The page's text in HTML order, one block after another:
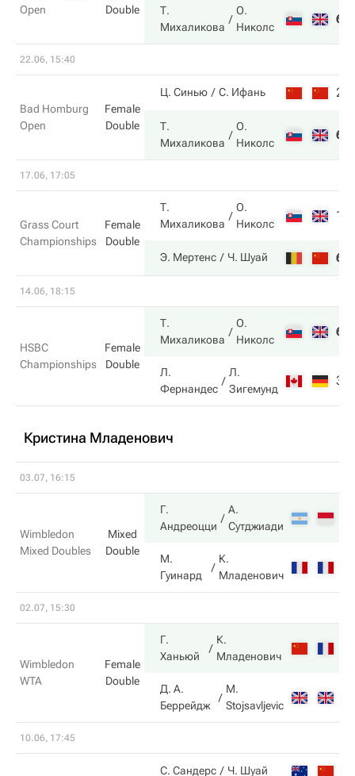
Open
Double
Т.
Михаликова
О.
Николс
6
22.06, 15:40
Bad Homburg
Open
Female
Double
Ц. Синью С. Ифань 2
Т.
Михаликова
О.
Николс
6
17.06, 17:05
Grass Court
Championships
Female
Double
Т.
Михаликова
О.
Николс
1
Э. Мертенс Ч. Шуай 6
14.06, 18:15
HSBC
Championships
Female
Double
Т.
Михаликова
О.
Николс
6
Л.
Фернандес
Л.
Зигемунд
3
Кристина Младенович
03.07, 16:15
Wimbledon
Mixed Doubles
Mixed
Double
Г.
Андреоцци
А.
Сутджиади
М.
Гуинард
К.
Младенович
02.07, 15:30
Wimbledon
WTA
Female
Double
Г.
Ханьюй
К.
Младенович
Д. А.
Беррейдж
M.
Stojsavljevic
10.06, 17:45
С. Сандерс Ч. Шуай